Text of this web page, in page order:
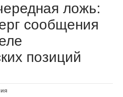
ложь:
сообщения
позиций